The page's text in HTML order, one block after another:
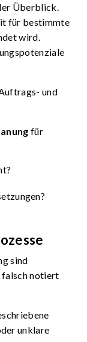
Überblick.
für bestimmte
wird.
und
für
sind
falsch notiert
unklare